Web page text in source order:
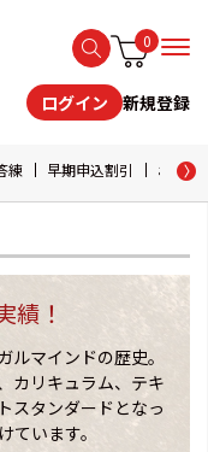
0
ログイン 新規登録
練 早期申込割引 おため
績！
マインドの歴史。
カリキュラム、テキ
スタンダードとなっ
います。